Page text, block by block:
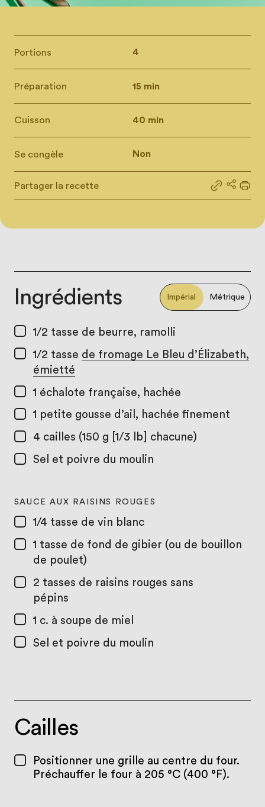
Portions 4
Préparation 15 min
Cuisson 40 min
Se congèle Non
Partager la recette
Partager
Ingrédients Impérial Métrique
1/2 tasse de beurre, ramolli
1/2 tasse de fromage Le Bleu d’Élizabeth,
émietté
1 échalote française, hachée
1 petite gousse d’ail, hachée finement
4 cailles (150 g [1/3 lb] chacune)
Sel et poivre du moulin
SAUCE AUX RAISINS ROUGES
1/4 tasse de vin blanc
1 tasse de fond de gibier (ou de bouillon
de poulet)
2 tasses de raisins rouges sans
pépins
1 c. à soupe de miel
Sel et poivre du moulin
Cailles
Positionner une grille au centre du four.
Préchauffer le four à 205 °C (400 °F).